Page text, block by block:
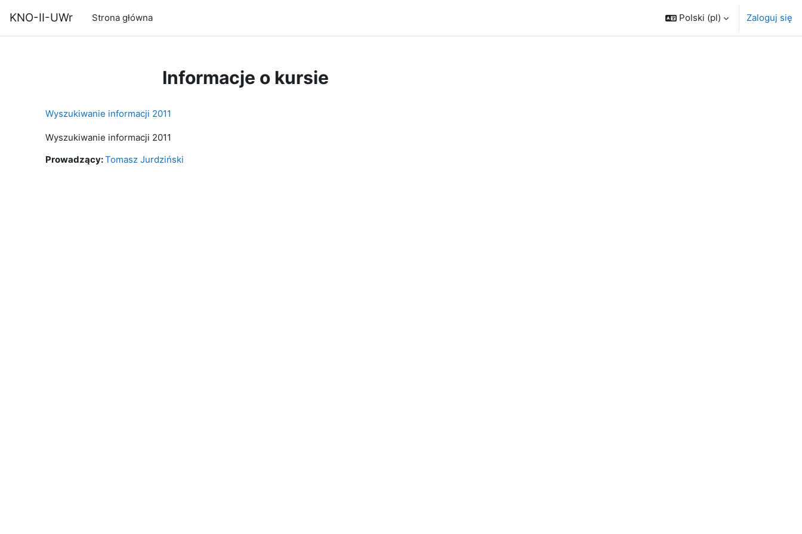
KNO-II-UWr Strona główna Polski ‎(pl)‎ Zaloguj się
Informacje o kursie
Wyszukiwanie informacji 2011
Wyszukiwanie informacji 2011
Prowadzący:Tomasz Jurdziński